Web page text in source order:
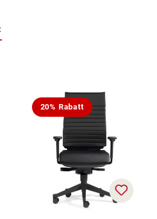
20% Rabatt